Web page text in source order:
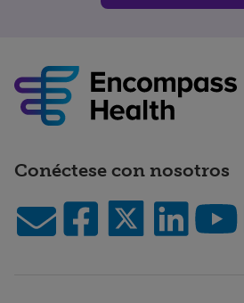
Conéctese con nosotros